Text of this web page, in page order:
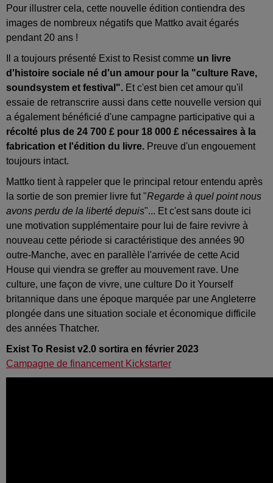
Pour illustrer cela, cette nouvelle édition contiendra des
images de nombreux négatifs que Mattko avait égarés
pendant 20 ans !
Il a toujours présenté Exist to Resist comme un livre
d'histoire sociale né d'un amour pour la "culture Rave,
soundsystem et festival". Et c'est bien cet amour qu'il
essaie de retranscrire aussi dans cette nouvelle version qui
a également bénéficié d'une campagne participative qui a
récolté plus de 24 700 £ pour 18 000 £ nécessaires à la
fabrication et l'édition du livre. Preuve d'un engouement
toujours intact.
Mattko tient à rappeler que le principal retour entendu après
la sortie de son premier livre fut "Regarde à quel point nous
avons perdu de la liberté depuis"... Et c'est sans doute ici
une motivation supplémentaire pour lui de faire revivre à
nouveau cette période si caractéristique des années 90
outre-Manche, avec en parallèle l'arrivée de cette Acid
House qui viendra se greffer au mouvement rave. Une
culture, une façon de vivre, une culture Do it Yourself
britannique dans une époque marquée par une Angleterre
plongée dans une situation sociale et économique difficile
des années Thatcher.
Exist To Resist v2.0 sortira en février 2023
Campagne de financement Kickstarter